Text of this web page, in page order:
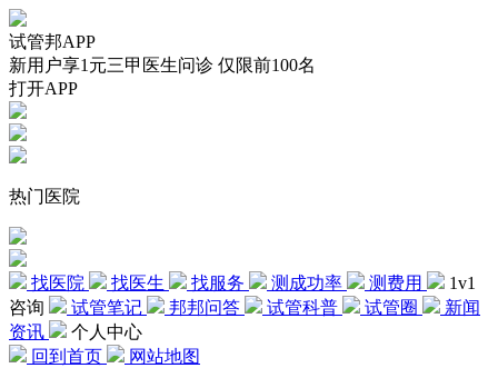
试管邦APP
新用户享1元三甲医生问诊 仅限前100名
打开APP
热门医院
找医院 找医生 找服务 测成功率 测费用
1v1
咨询
试管笔记 邦邦问答 试管科普 试管圈
新闻
资讯
个人中心
回到首页
网站地图